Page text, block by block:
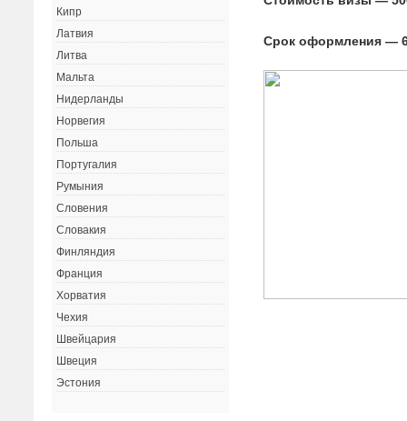
Срок оформления —
Кипр
Латвия
Литва
Мальта
Нидерланды
Норвегия
Польша
Португалия
Румыния
Словения
Словакия
Финляндия
Франция
Хорватия
Чехия
Швейцария
Швеция
Эстония